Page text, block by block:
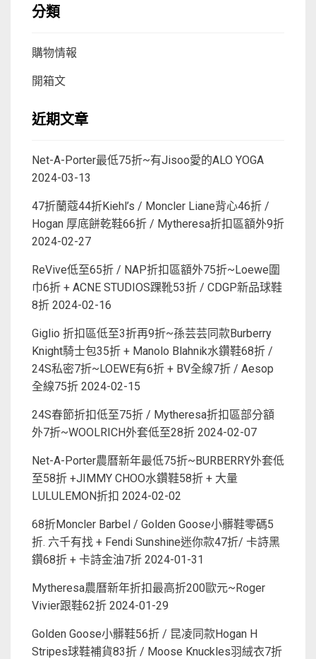
分類
購物情報
開箱文
近期文章
Net-A-Porter最低75折~有Jisoo愛的ALO YOGA
2024-03-13
47折蘭蔻44折Kiehl’s / Moncler Liane背心46折 /
Hogan 厚底餅乾鞋66折 / Mytheresa折扣區額外9折
2024-02-27
ReVive低至65折 / NAP折扣區額外75折~Loewe圍
巾6折 + ACNE STUDIOS踝靴53折 / CDGP新品球鞋
8折 2024-02-16
Giglio 折扣區低至3折再9折~孫芸芸同款Burberry
Knight騎士包35折 + Manolo Blahnik水鑽鞋68折 /
24S私密7折~LOEWE有6折 + BV全線7折 / Aesop
全線75折 2024-02-15
24S春節折扣低至75折 / Mytheresa折扣區部分額
外7折~WOOLRICH外套低至28折 2024-02-07
Net-A-Porter農曆新年最低75折~BURBERRY外套低
至58折 +JIMMY CHOO水鑽鞋58折 + 大量
LULULEMON折扣 2024-02-02
68折Moncler Barbel / Golden Goose小髒鞋零碼5
折. 六千有找 + Fendi Sunshine迷你款47折/ 卡詩黑
鑽68折 + 卡詩金油7折 2024-01-31
Mytheresa農曆新年折扣最高折200歐元~Roger
Vivier跟鞋62折 2024-01-29
Golden Goose小髒鞋56折 / 昆凌同款Hogan H
Stripes球鞋補貨83折 / Moose Knuckles羽絨衣7折